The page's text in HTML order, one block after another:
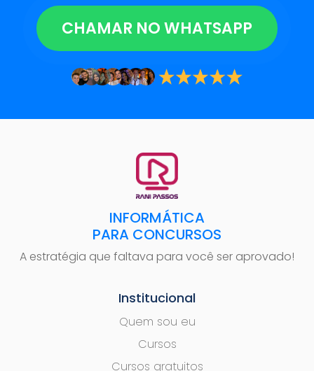
CHAMAR NO WHATSAPP
INFORMÁTICA
PARA CONCURSOS
A estratégia que faltava para você ser aprovado!
Institucional
Quem sou eu
Cursos
Cursos gratuitos